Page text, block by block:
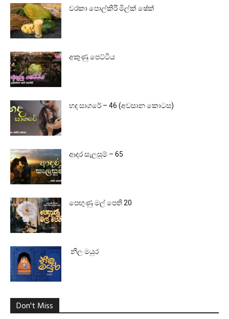
වරකා පොල්කිරි මිල්ක් ෂේක්
අකුණු පෙට්ටිය
හද සාගරේ – 46 (අවසාන කොටස)
ආදර සැලසුම් – 65
පෙඟුණු මල් පෙති 20
නීල මයුර
Don't Miss